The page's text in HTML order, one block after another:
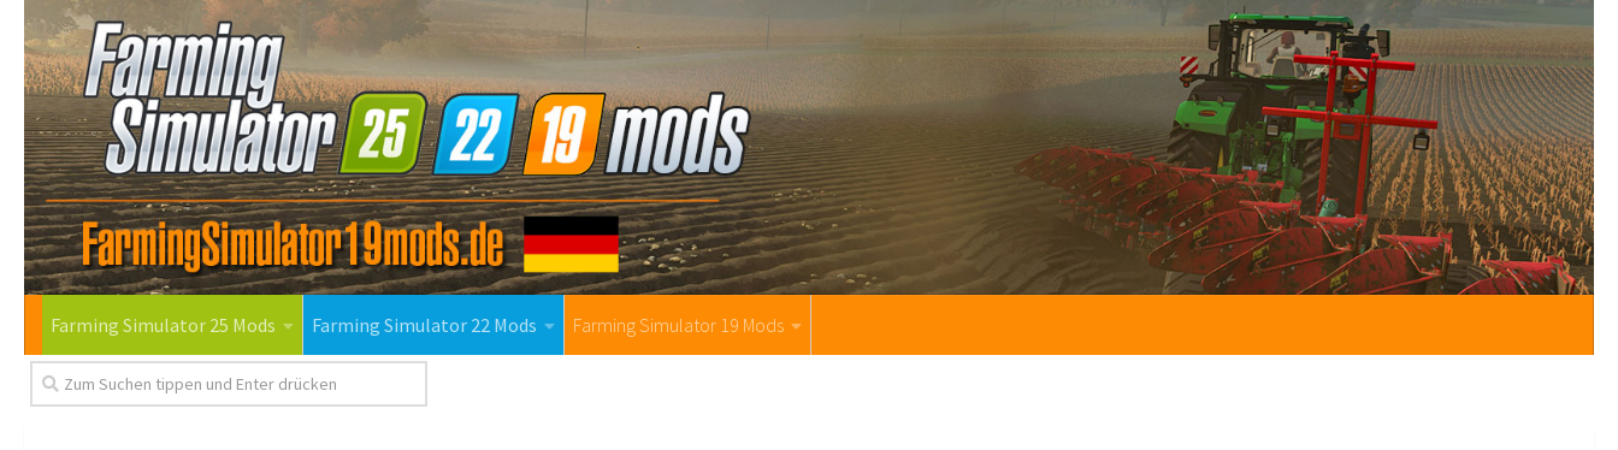
Farming Simulator 25 Mods Farming Simulator 22 Mods Farming Simulator 19 Mods